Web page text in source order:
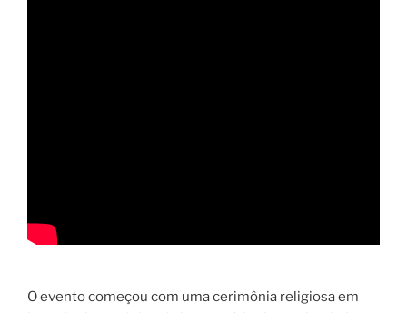
O evento começou com uma cerimônia religiosa em